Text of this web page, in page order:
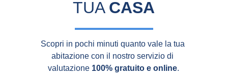
TUA CASA
Scopri in pochi minuti quanto vale la tua
abitazione con il nostro servizio di
valutazione 100% gratuito e online.